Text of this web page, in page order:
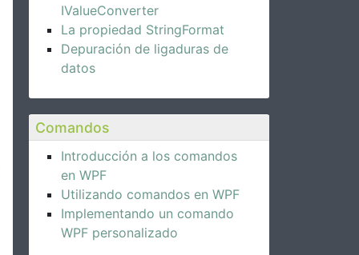
IValueConverter
La propiedad StringFormat
Depuración de ligaduras de
datos
Comandos
Introducción a los comandos
en WPF
Utilizando comandos en WPF
Implementando un comando
WPF personalizado
FontWeight="Bold"